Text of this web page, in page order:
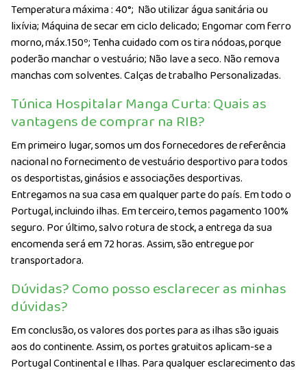
Temperatura máxima : 40°; Não utilizar água sanitária ou
lixívia; Máquina de secar em ciclo delicado; Engomar com ferro
morno, máx.150º; Tenha cuidado com os tira nódoas, porque
poderão manchar o vestuário; Não lave a seco. Não remova
manchas com solventes. Calças de trabalho Personalizadas.
Túnica Hospitalar Manga Curta: Quais as
vantagens de comprar na RIB?
Em primeiro lugar, somos um dos fornecedores de referência
nacional no fornecimento de vestuário desportivo para todos
os desportistas, ginásios e associações desportivas.
Entregamos na sua casa em qualquer parte do país. Em todo o
Portugal, incluindo ilhas. Em terceiro, temos pagamento 100%
seguro. Por último, salvo rotura de stock, a entrega da sua
encomenda será em 72 horas. Assim, são entregue por
transportadora.
Dúvidas? Como posso esclarecer as minhas
dúvidas?
Em conclusão, os valores dos portes para as ilhas são iguais
aos do continente. Assim, os portes gratuitos aplicam-se a
Portugal Continental e Ilhas. Para qualquer esclarecimento das